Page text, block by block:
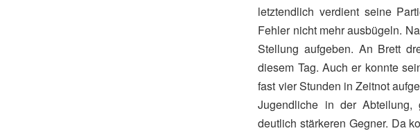
letztendlich verdient seine
Fehler nicht mehr ausbügeln.
Stellung aufgeben. An Brett
diesem Tag. Auch er konnte
fast vier Stunden in Zeitnot
Jugendliche in der
deutlich stärkeren Gegner. Da